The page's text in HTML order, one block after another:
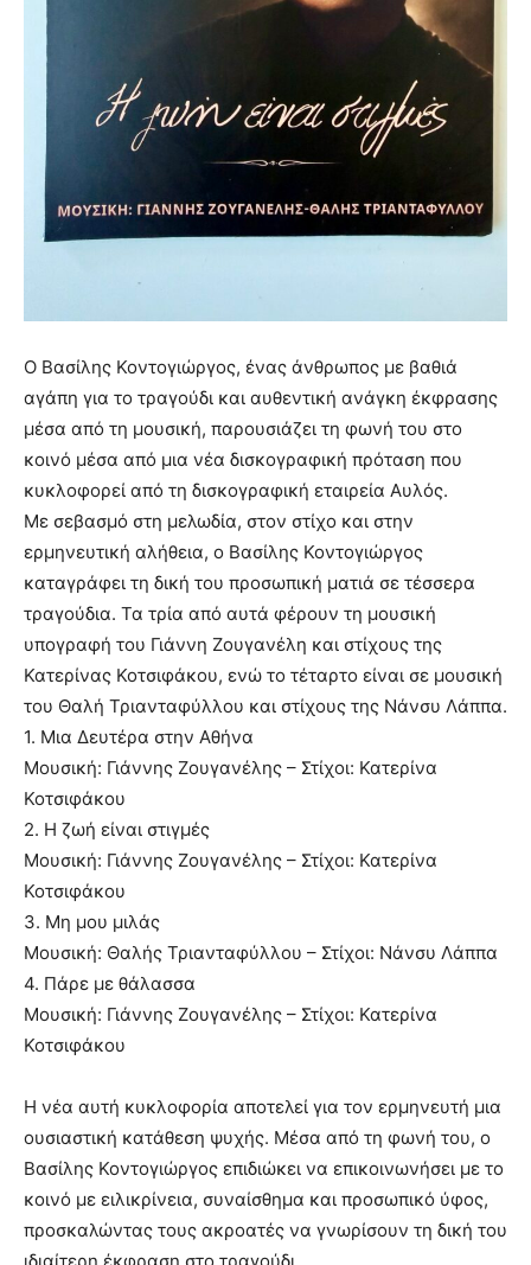
Ο Βασίλης Κοντογιώργος, ένας άνθρωπος με βαθιά
αγάπη για το τραγούδι και αυθεντική ανάγκη έκφρασης
μέσα από τη μουσική, παρουσιάζει τη φωνή του στο
κοινό μέσα από μια νέα δισκογραφική πρόταση που
κυκλοφορεί από τη δισκογραφική εταιρεία Αυλός.
Με σεβασμό στη μελωδία, στον στίχο και στην
ερμηνευτική αλήθεια, ο Βασίλης Κοντογιώργος
καταγράφει τη δική του προσωπική ματιά σε τέσσερα
τραγούδια. Τα τρία από αυτά φέρουν τη μουσική
υπογραφή του Γιάννη Ζουγανέλη και στίχους της
Κατερίνας Κοτσιφάκου, ενώ το τέταρτο είναι σε μουσική
του Θαλή Τριανταφύλλου και στίχους της Νάνσυ Λάππα.
1. Μια Δευτέρα στην Αθήνα
Μουσική: Γιάννης Ζουγανέλης – Στίχοι: Κατερίνα
Κοτσιφάκου
2. Η ζωή είναι στιγμές
Μουσική: Γιάννης Ζουγανέλης – Στίχοι: Κατερίνα
Κοτσιφάκου
3. Μη μου μιλάς
Μουσική: Θαλής Τριανταφύλλου – Στίχοι: Νάνσυ Λάππα
4. Πάρε με θάλασσα
Μουσική: Γιάννης Ζουγανέλης – Στίχοι: Κατερίνα
Κοτσιφάκου
Η νέα αυτή κυκλοφορία αποτελεί για τον ερμηνευτή μια
ουσιαστική κατάθεση ψυχής. Μέσα από τη φωνή του, ο
Βασίλης Κοντογιώργος επιδιώκει να επικοινωνήσει με το
κοινό με ειλικρίνεια, συναίσθημα και προσωπικό ύφος,
προσκαλώντας τους ακροατές να γνωρίσουν τη δική του